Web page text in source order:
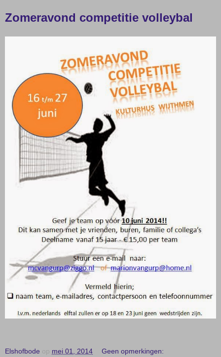
Zomeravond competitie volleybal
Elshofbode op mei 01, 2014 Geen opmerkingen: